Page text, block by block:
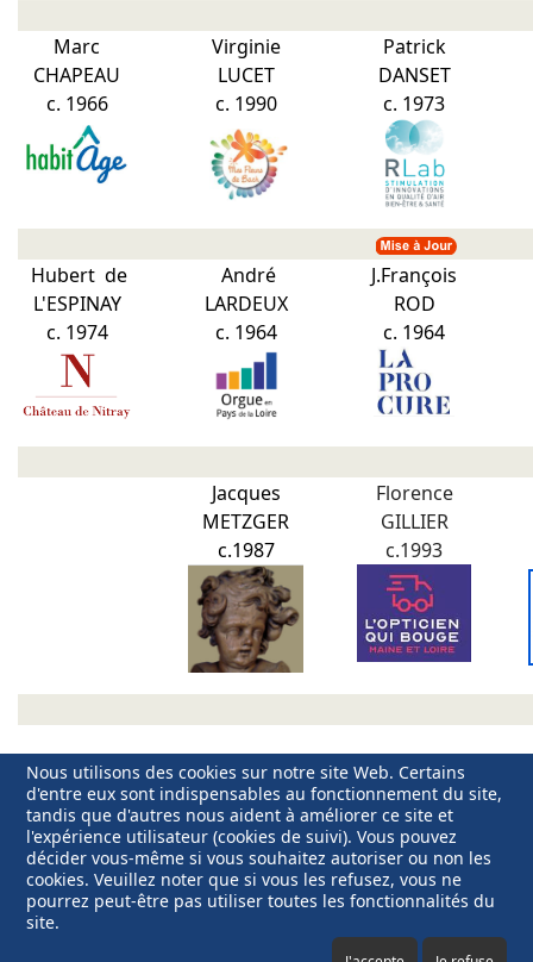
Marc
CHAPEAU
c. 1966
Virginie
LUCET
c. 1990
Patrick
DANSET
c. 1973
Hubert de
L'ESPINAY
c. 1974
André
LARDEUX
c. 1964
J.François
ROD
c. 1964
Jacques
METZGER
c.1987
Florence
GILLIER
c.1993
Retour vers Notre Amicale
Mentions légales
Nous utilisons des cookies sur notre site Web. Certains
d'entre eux sont indispensables au fonctionnement du site,
tandis que d'autres nous aident à améliorer ce site et
l'expérience utilisateur (cookies de suivi). Vous pouvez
décider vous-même si vous souhaitez autoriser ou non les
cookies. Veuillez noter que si vous les refusez, vous ne
pourrez peut-être pas utiliser toutes les fonctionnalités du
site.